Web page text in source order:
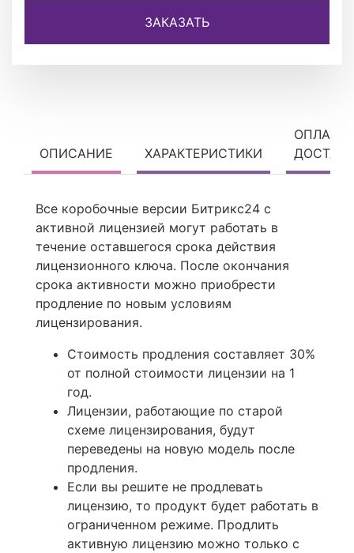
ЗАКАЗАТЬ
ОПИСАНИЕ ХАРАКТЕРИСТИКИ
ОПЛАТА
Все коробочные версии Битрикс24 с
активной лицензией могут работать в
течение оставшегося срока действия
лицензионного ключа. После окончания
срока активности можно приобрести
продление по новым условиям
лицензирования.
Стоимость продления составляет 30%
от полной стоимости лицензии на 1
год.
Лицензии, работающие по старой
схеме лицензирования, будут
переведены на новую модель после
продления.
Если вы решите не продлевать
лицензию, то продукт будет работать в
ограниченном режиме. Продлить
активную лицензию можно только с